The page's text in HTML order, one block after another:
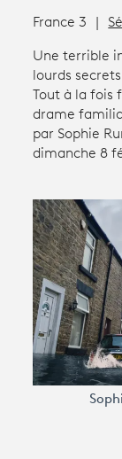
connexion
Productions
Programme tv
France 3
Une terrible
lourds
Tout à la fois
drame
par Sophie
dimanche 8